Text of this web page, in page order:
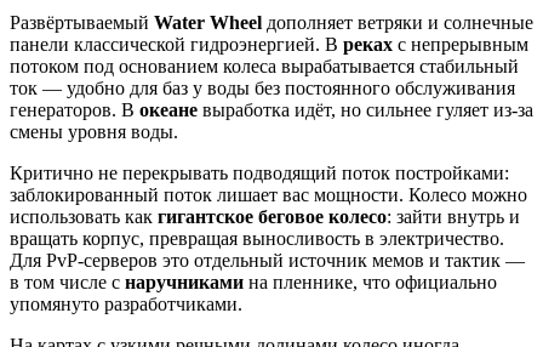
Развёртываемый Water Wheel дополняет ветряки и солнечные
панели классической гидроэнергией. В реках с непрерывным
потоком под основанием колеса вырабатывается стабильный
ток — удобно для баз у воды без постоянного обслуживания
генераторов. В океане выработка идёт, но сильнее гуляет из-за
смены уровня воды.
Критично не перекрывать подводящий поток постройками:
заблокированный поток лишает вас мощности. Колесо можно
использовать как гигантское беговое колесо: зайти внутрь и
вращать корпус, превращая выносливость в электричество.
Для PvP-серверов это отдельный источник мемов и тактик —
в том числе с наручниками на пленнике, что официально
упомянуто разработчиками.